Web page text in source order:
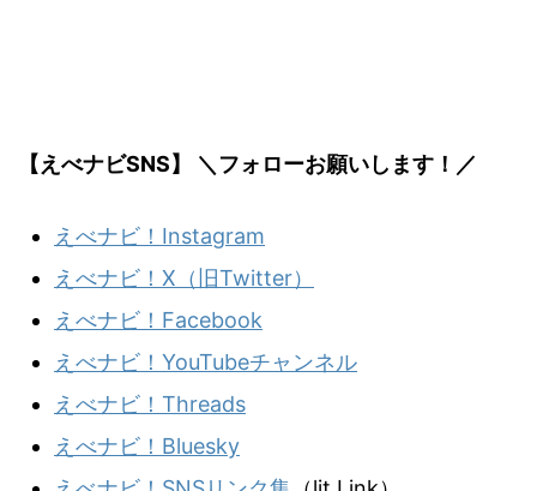
【えべナビSNS】 ＼フォローお願いします！／
えべナビ！Instagram
えべナビ！X（旧Twitter）
えべナビ！Facebook
えべナビ！YouTubeチャンネル
えべナビ！Threads
えべナビ！Bluesky